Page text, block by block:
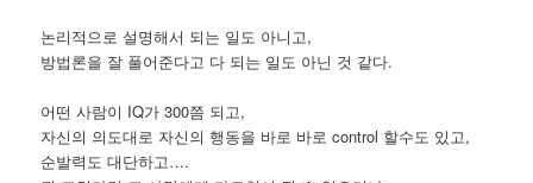
논리적으로 설명해서 되는 일도 아니고,
방법론을 잘 풀어준다고 다 되는 일도 아닌 것 같다.
어떤 사람이 IQ가 300쯤 되고,
자신의 의도대로 자신의 행동을 바로 바로 control 할수도 있고,
순발력도 대단하고….